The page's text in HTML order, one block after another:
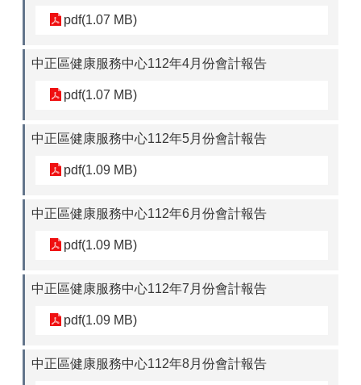
pdf(1.07 MB)
中正區健康服務中心112年4月份會計報告
pdf(1.07 MB)
中正區健康服務中心112年5月份會計報告
pdf(1.09 MB)
中正區健康服務中心112年6月份會計報告
pdf(1.09 MB)
中正區健康服務中心112年7月份會計報告
pdf(1.09 MB)
中正區健康服務中心112年8月份會計報告